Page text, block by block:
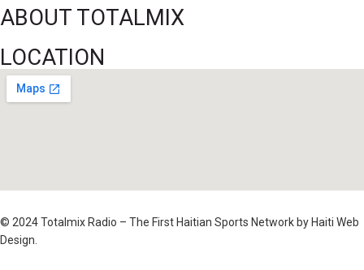
ABOUT TOTALMIX
LOCATION
© 2024 Totalmix Radio – The First Haitian Sports Network by Haiti Web
Design.